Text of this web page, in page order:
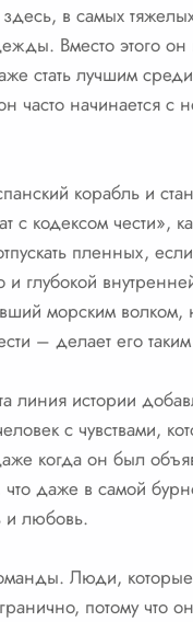
в самых
Вместо этого он
стать лучшим
начинается с
корабль и
чести»,
пленных,
глубокой
морским
– делает его
истории
с чувствами,
когда он был
что даже в самой
и любовь.
Люди,
потому что